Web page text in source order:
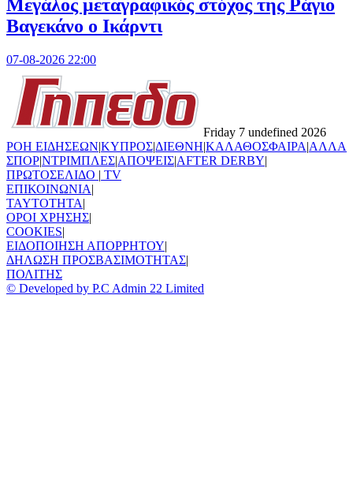
Μεγάλος μεταγραφικός στόχος της Ράγιο
Βαγεκάνο ο Ικάρντι
07-08-2026 22:00
Friday 7 undefined 2026
ΡΟΗ ΕΙΔΗΣΕΩΝ|ΚΥΠΡΟΣ|ΔΙΕΘΝΗ|ΚΑΛΑΘΟΣΦΑΙΡΑ|ΑΛΛΑ
ΣΠΟΡ|ΝΤΡΙΜΠΛΕΣ|ΑΠΟΨΕΙΣ|AFTER DERBY|
ΠΡΩΤΟΣΕΛΙΔΟ | TV
ΕΠΙΚΟΙΝΩΝΙΑ|
TAYTOTHTA|
ΟΡΟΙ ΧΡΗΣΗΣ|
COOKIES|
ΕΙΔΟΠΟΙΗΣΗ ΑΠΟΡΡΗΤΟΥ|
ΔΗΛΩΣΗ ΠΡΟΣΒΑΣΙΜΟΤΗΤΑΣ|
ΠΟΛΙΤΗΣ
© Developed by P.C Admin 22 Limited